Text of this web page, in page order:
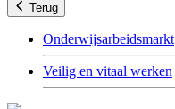
Terug
Onderwijsarbeidsmarkt
Veilig en vitaal werken